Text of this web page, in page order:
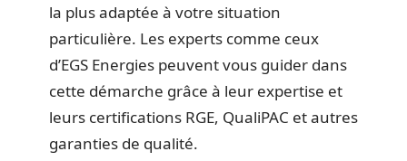
la plus adaptée à votre situation
particulière. Les experts comme ceux
d’EGS Energies peuvent vous guider dans
cette démarche grâce à leur expertise et
leurs certifications RGE, QualiPAC et autres
garanties de qualité.